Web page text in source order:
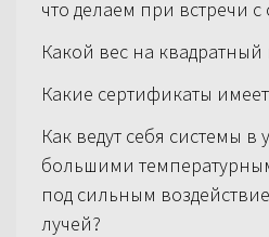
что делаем при встречи
Какой вес на квадратный
Какие сертификаты
Как ведут себя системы в
большими
под сильным
лучей?